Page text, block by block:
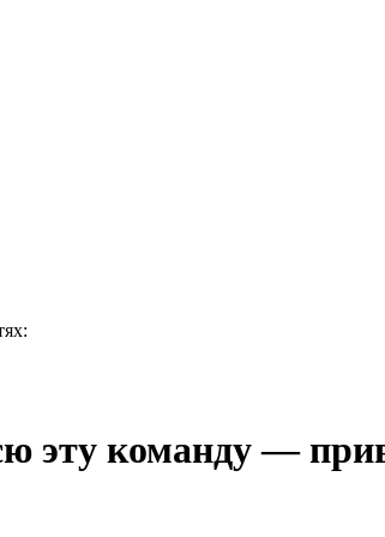
эту команду —